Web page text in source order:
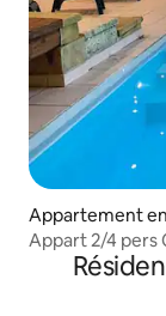
Appartement en
n
Appart 2/4 pers